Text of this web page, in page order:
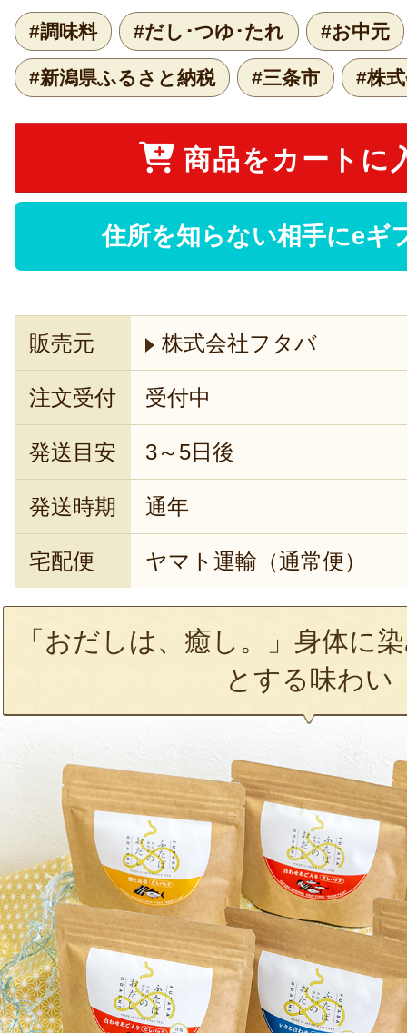
#調味料 #だし･つゆ･たれ #お中元
#新潟県ふるさと納税 #三条市 #株
商品をカートに
住所を知らない相手にeギ
販売元 株式会社フタバ
注文受付 受付中
発送目安 3～5日後
発送時期 通年
宅配便 ヤマト運輸（通常便）
「おだしは、癒し。」身体に
とする味わい